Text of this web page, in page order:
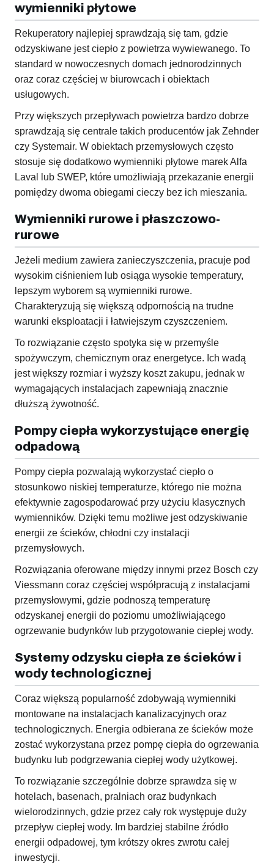
wymienniki płytowe
Rekuperatory najlepiej sprawdzają się tam, gdzie
odzyskiwane jest ciepło z powietrza wywiewanego. To
standard w nowoczesnych domach jednorodzinnych
oraz coraz częściej w biurowcach i obiektach
usługowych.
Przy większych przepływach powietrza bardzo dobrze
sprawdzają się centrale takich producentów jak Zehnder
czy Systemair. W obiektach przemysłowych często
stosuje się dodatkowo wymienniki płytowe marek Alfa
Laval lub SWEP, które umożliwiają przekazanie energii
pomiędzy dwoma obiegami cieczy bez ich mieszania.
Wymienniki rurowe i płaszczowo-
rurowe
Jeżeli medium zawiera zanieczyszczenia, pracuje pod
wysokim ciśnieniem lub osiąga wysokie temperatury,
lepszym wyborem są wymienniki rurowe.
Charakteryzują się większą odpornością na trudne
warunki eksploatacji i łatwiejszym czyszczeniem.
To rozwiązanie często spotyka się w przemyśle
spożywczym, chemicznym oraz energetyce. Ich wadą
jest większy rozmiar i wyższy koszt zakupu, jednak w
wymagających instalacjach zapewniają znacznie
dłuższą żywotność.
Pompy ciepła wykorzystujące energię
odpadową
Pompy ciepła pozwalają wykorzystać ciepło o
stosunkowo niskiej temperaturze, którego nie można
efektywnie zagospodarować przy użyciu klasycznych
wymienników. Dzięki temu możliwe jest odzyskiwanie
energii ze ścieków, chłodni czy instalacji
przemysłowych.
Rozwiązania oferowane między innymi przez Bosch czy
Viessmann coraz częściej współpracują z instalacjami
przemysłowymi, gdzie podnoszą temperaturę
odzyskanej energii do poziomu umożliwiającego
ogrzewanie budynków lub przygotowanie ciepłej wody.
Systemy odzysku ciepła ze ścieków i
wody technologicznej
Coraz większą popularność zdobywają wymienniki
montowane na instalacjach kanalizacyjnych oraz
technologicznych. Energia odbierana ze ścieków może
zostać wykorzystana przez pompę ciepła do ogrzewania
budynku lub podgrzewania ciepłej wody użytkowej.
To rozwiązanie szczególnie dobrze sprawdza się w
hotelach, basenach, pralniach oraz budynkach
wielorodzinnych, gdzie przez cały rok występuje duży
przepływ ciepłej wody. Im bardziej stabilne źródło
energii odpadowej, tym krótszy okres zwrotu całej
inwestycji.